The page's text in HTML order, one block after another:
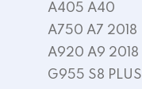
A405 A40
A750 A7 2018
A920 A9 2018
G955 S8 PLUS